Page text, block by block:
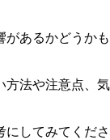
があるかどうかも
方法や注意点、気
にしてみてくださ